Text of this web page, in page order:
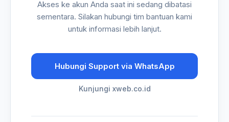
Akses ke akun Anda saat ini sedang dibatasi
sementara. Silakan hubungi tim bantuan kami
untuk informasi lebih lanjut.
Hubungi Support via WhatsApp
Kunjungi xweb.co.id